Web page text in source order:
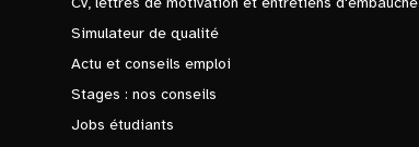
Simulateur de qualité
Actu et conseils emploi
Stages : nos conseils
Jobs étudiants